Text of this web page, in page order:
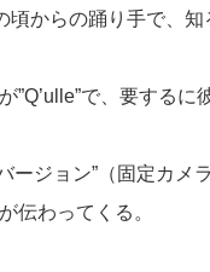
頃からの踊り手で、
で、要するに
ージョン”（固定カメ
伝わってくる。